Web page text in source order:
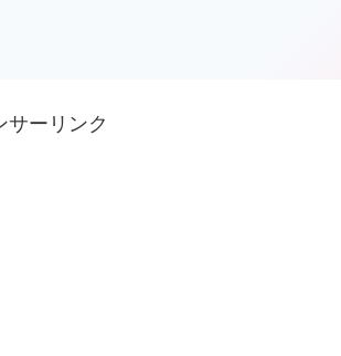
サーリンク